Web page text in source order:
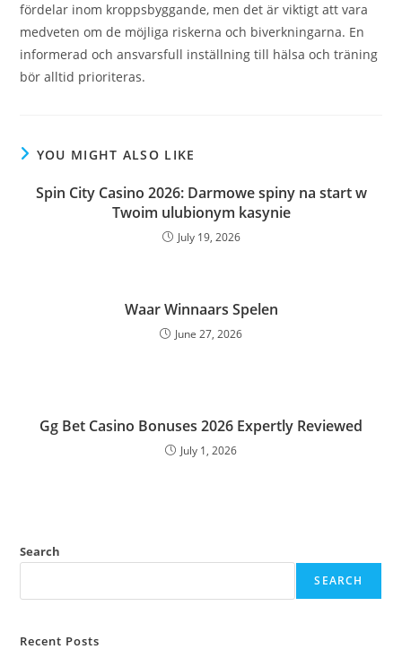
fördelar inom kroppsbyggande, men det är viktigt att vara
medveten om de möjliga riskerna och biverkningarna. En
informerad och ansvarsfull inställning till hälsa och träning
bör alltid prioriteras.
YOU MIGHT ALSO LIKE
Spin City Casino 2026: Darmowe spiny na start w
Twoim ulubionym kasynie
July 19, 2026
Waar Winnaars Spelen
June 27, 2026
Gg Bet Casino Bonuses 2026 Expertly Reviewed
July 1, 2026
Search
SEARCH
Recent Posts